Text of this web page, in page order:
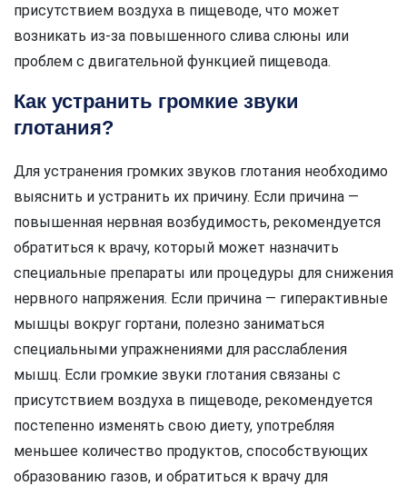
присутствием воздуха в пищеводе, что может
возникать из-за повышенного слива слюны или
проблем с двигательной функцией пищевода.
Как устранить громкие звуки
глотания?
Для устранения громких звуков глотания необходимо
выяснить и устранить их причину. Если причина —
повышенная нервная возбудимость, рекомендуется
обратиться к врачу, который может назначить
специальные препараты или процедуры для снижения
нервного напряжения. Если причина — гиперактивные
мышцы вокруг гортани, полезно заниматься
специальными упражнениями для расслабления
мышц. Если громкие звуки глотания связаны с
присутствием воздуха в пищеводе, рекомендуется
постепенно изменять свою диету, употребляя
меньшее количество продуктов, способствующих
образованию газов, и обратиться к врачу для